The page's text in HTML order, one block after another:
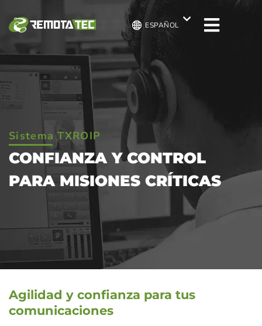
ESPAÑOL
Sistema TXROIP
CONFIANZA Y CONTROL
PARA MISIONES CRÍTICAS
Agilidad y confianza para tus
comunicaciones